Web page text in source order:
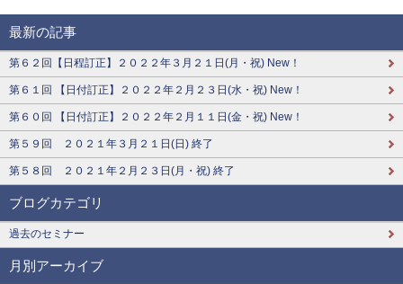
最新の記事
第６２回【日程訂正】２０２２年３月２１日(月・祝) New！
第６１回 【日付訂正】２０２２年２月２３日(水・祝) New！
第６０回 【日付訂正】２０２２年２月１１日(金・祝) New！
第５９回 ２０２１年３月２１日(日) 終了
第５８回 ２０２１年２月２３日(月・祝) 終了
ブログカテゴリ
過去のセミナー
月別アーカイブ